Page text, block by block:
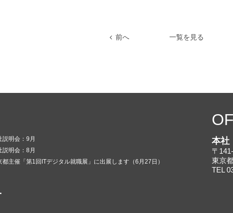
前へ 一覧を見る
説明会：9月
説明会：8月
都主催「第1回ITデジタル就職展」に出展します（6月27日）
本社
〒
東京
TEL